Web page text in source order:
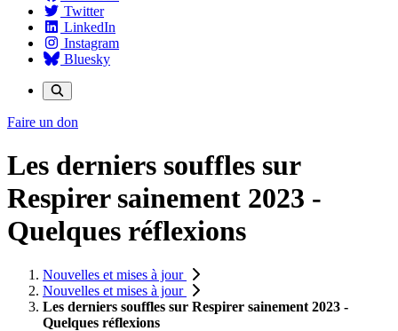
Twitter
LinkedIn
Instagram
Bluesky
Faire un don
Les derniers souffles sur
Respirer sainement 2023 -
Quelques réflexions
Nouvelles et mises à jour
Nouvelles et mises à jour
Les derniers souffles sur Respirer sainement 2023 -
Quelques réflexions